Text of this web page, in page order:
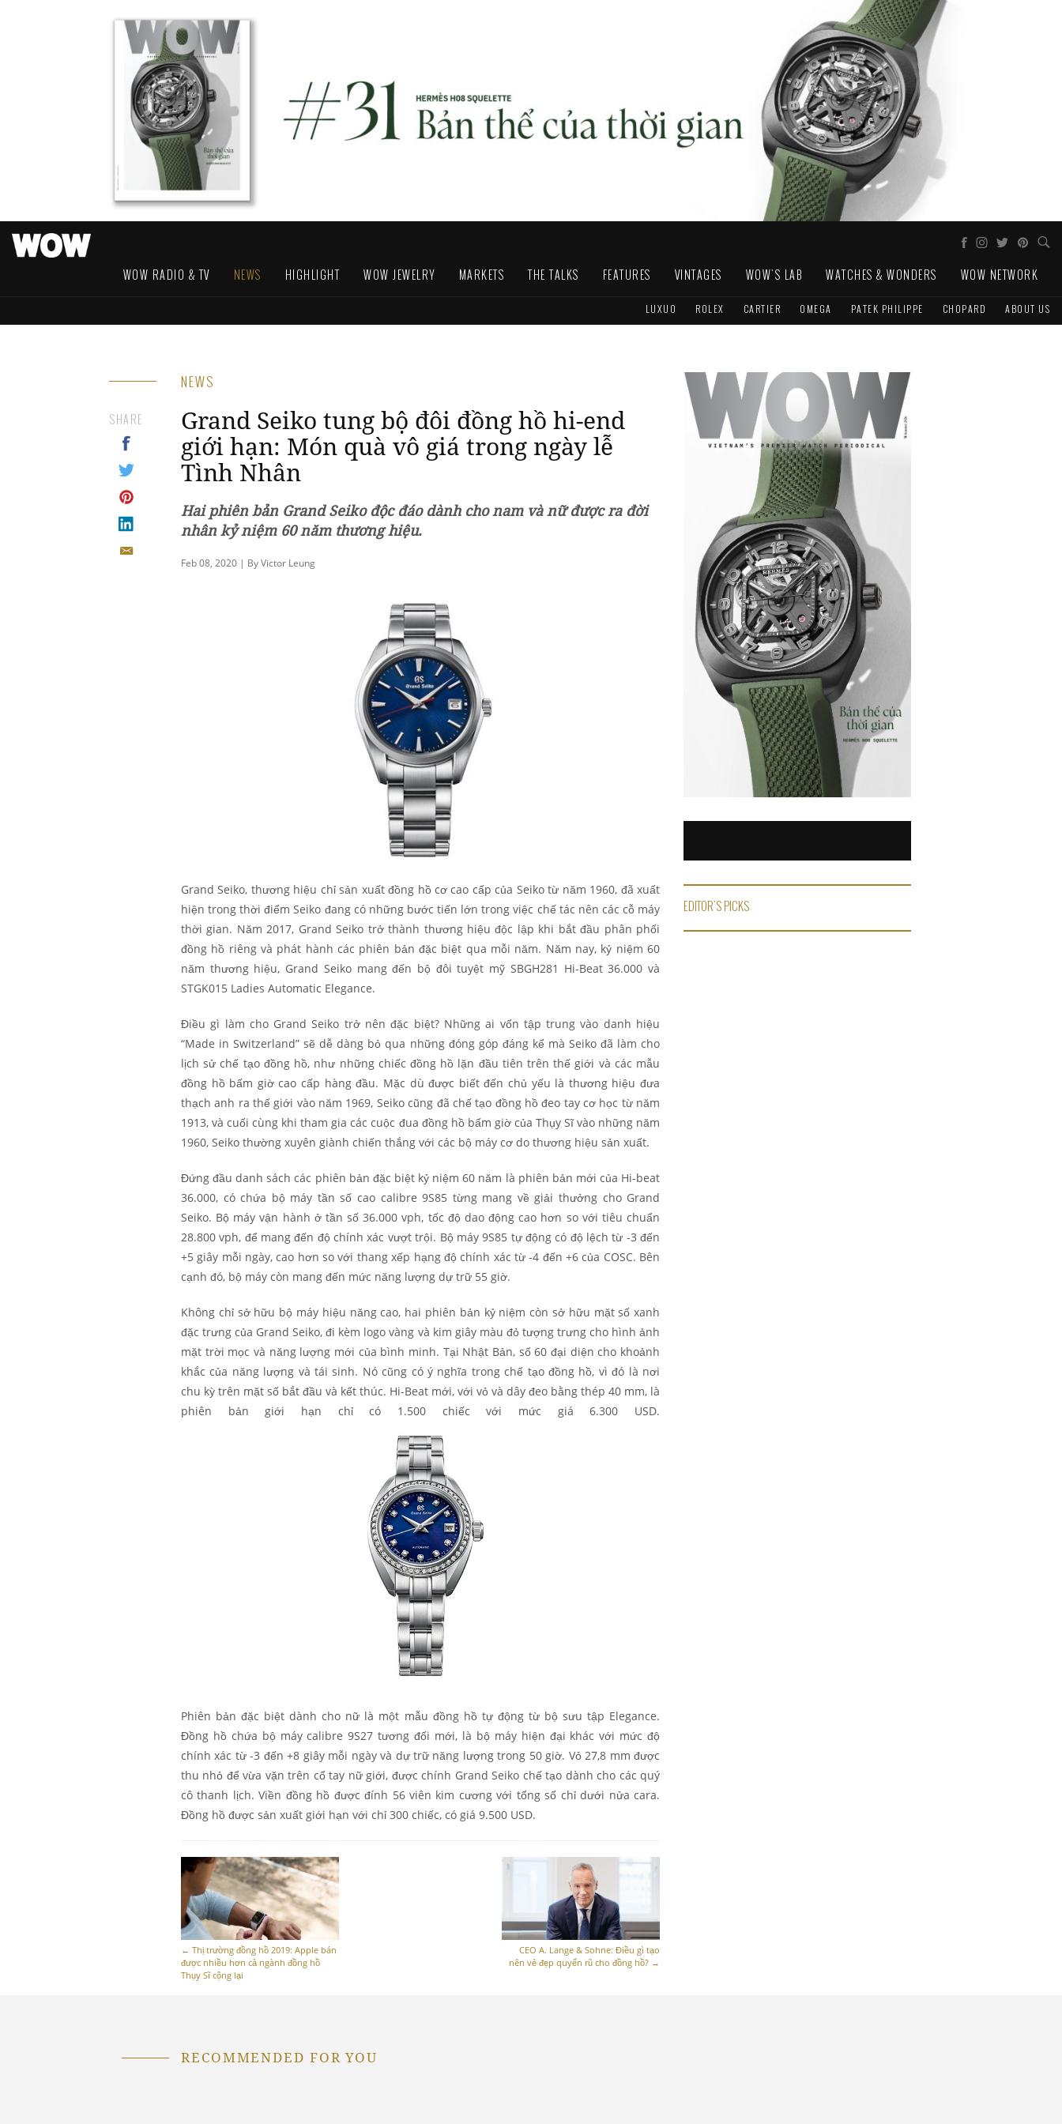
WOW RADIO & TV NEWS HIGHLIGHT WOW JEWELRY MARKETS THE TALKS FEATURES VINTAGES WOW'S LAB WATCHES & WONDERS WOW NETWORK
LUXUO ROLEX CARTIER OMEGA PATEK PHILIPPE CHOPARD ABOUT US
NEWS
Grand Seiko tung bộ đôi đồng hồ hi-end
giới hạn: Món quà vô giá trong ngày lễ
Tình Nhân
Hai phiên bản Grand Seiko độc đáo dành cho nam và nữ được ra đời
nhân kỷ niệm 60 năm thương hiệu.
Feb 08, 2020 | By Victor Leung
SHARE
Grand Seiko, thương hiệu chỉ sản xuất đồng hồ cơ cao cấp của Seiko từ năm 1960, đã xuất
hiện trong thời điểm Seiko đang có những bước tiến lớn trong việc chế tác nên các cỗ máy
thời gian. Năm 2017, Grand Seiko trở thành thương hiệu độc lập khi bắt đầu phân phối
đồng hồ riêng và phát hành các phiên bản đặc biệt qua mỗi năm. Năm nay, kỷ niệm 60
năm thương hiệu, Grand Seiko mang đến bộ đôi tuyệt mỹ SBGH281 Hi-Beat 36.000 và
STGK015 Ladies Automatic Elegance.
Điều gì làm cho Grand Seiko trở nên đặc biệt? Những ai vốn tập trung vào danh hiệu
“Made in Switzerland” sẽ dễ dàng bỏ qua những đóng góp đáng kể mà Seiko đã làm cho
lịch sử chế tạo đồng hồ, như những chiếc đồng hồ lặn đầu tiên trên thế giới và các mẫu
đồng hồ bấm giờ cao cấp hàng đầu. Mặc dù được biết đến chủ yếu là thương hiệu đưa
thạch anh ra thế giới vào năm 1969, Seiko cũng đã chế tạo đồng hồ đeo tay cơ học từ năm
1913, và cuối cùng khi tham gia các cuộc đua đồng hồ bấm giờ của Thụy Sĩ vào những năm
1960, Seiko thường xuyên giành chiến thắng với các bộ máy cơ do thương hiệu sản xuất.
Đứng đầu danh sách các phiên bản đặc biệt kỷ niệm 60 năm là phiên bản mới của Hi-beat
36.000, có chứa bộ máy tần số cao calibre 9S85 từng mang về giải thưởng cho Grand
Seiko. Bộ máy vận hành ở tần số 36.000 vph, tốc độ dao động cao hơn so với tiêu chuẩn
28.800 vph, để mang đến độ chính xác vượt trội. Bộ máy 9S85 tự động có độ lệch từ -3 đến
+5 giây mỗi ngày, cao hơn so với thang xếp hạng độ chính xác từ -4 đến +6 của COSC. Bên
cạnh đó, bộ máy còn mang đến mức năng lượng dự trữ 55 giờ.
Không chỉ sở hữu bộ máy hiệu năng cao, hai phiên bản kỷ niệm còn sở hữu mặt số xanh
đặc trưng của Grand Seiko, đi kèm logo vàng và kim giây màu đỏ tượng trưng cho hình ảnh
mặt trời mọc và năng lượng mới của bình minh. Tại Nhật Bản, số 60 đại diện cho khoảnh
khắc của năng lượng và tái sinh. Nó cũng có ý nghĩa trong chế tạo đồng hồ, vì đó là nơi
chu kỳ trên mặt số bắt đầu và kết thúc. Hi-Beat mới, với vỏ và dây đeo bằng thép 40 mm, là
phiên bản giới hạn chỉ có 1.500 chiếc với mức giá 6.300 USD.
Phiên bản đặc biệt dành cho nữ là một mẫu đồng hồ tự động từ bộ sưu tập Elegance.
Đồng hồ chứa bộ máy calibre 9S27 tương đối mới, là bộ máy hiện đại khác với mức độ
chính xác từ -3 đến +8 giây mỗi ngày và dự trữ năng lượng trong 50 giờ. Vỏ 27,8 mm được
thu nhỏ để vừa vặn trên cổ tay nữ giới, được chính Grand Seiko chế tạo dành cho các quý
cô thanh lịch. Viền đồng hồ được đính 56 viên kim cương với tổng số chỉ dưới nửa cara.
Đồng hồ được sản xuất giới hạn với chỉ 300 chiếc, có giá 9.500 USD.
← Thị trường đồng hồ 2019: Apple bán
được nhiều hơn cả ngành đồng hồ
Thụy Sĩ cộng lại
CEO A. Lange & Sohne: Điều gì tạo
nên vẻ đẹp quyến rũ cho đồng hồ? →
EDITOR'S PICKS
RECOMMENDED FOR YOU